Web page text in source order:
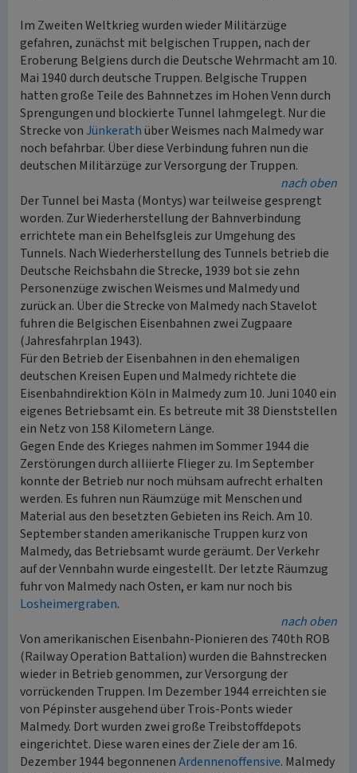
Im Zweiten Weltkrieg wurden wieder Militärzüge
gefahren, zunächst mit belgischen Truppen, nach der
Eroberung Belgiens durch die Deutsche Wehrmacht am 10.
Mai 1940 durch deutsche Truppen. Belgische Truppen
hatten große Teile des Bahnnetzes im Hohen Venn durch
Sprengungen und blockierte Tunnel lahmgelegt. Nur die
Strecke vonJünkerathüber Weismes nach Malmedy war
noch befahrbar. Über diese Verbindung fuhren nun die
deutschen Militärzüge zur Versorgung der Truppen.
nach oben
Der Tunnel bei Masta (Montys) war teilweise gesprengt
worden. Zur Wiederherstellung der Bahnverbindung
errichtete man ein Behelfsgleis zur Umgehung des
Tunnels. Nach Wiederherstellung des Tunnels betrieb die
Deutsche Reichsbahn die Strecke, 1939 bot sie zehn
Personenzüge zwischen Weismes und Malmedy und
zurück an. Über die Strecke von Malmedy nach Stavelot
fuhren die Belgischen Eisenbahnen zwei Zugpaare
(Jahresfahrplan 1943).
Für den Betrieb der Eisenbahnen in den ehemaligen
deutschen Kreisen Eupen und Malmedy richtete die
Eisenbahndirektion Köln in Malmedy zum 10. Juni 1040 ein
eigenes Betriebsamt ein. Es betreute mit 38 Dienststellen
ein Netz von 158 Kilometern Länge.
Gegen Ende des Krieges nahmen im Sommer 1944 die
Zerstörungen durch alliierte Flieger zu. Im September
konnte der Betrieb nur noch mühsam aufrecht erhalten
werden. Es fuhren nun Räumzüge mit Menschen und
Material aus den besetzten Gebieten ins Reich. Am 10.
September standen amerikanische Truppen kurz von
Malmedy, das Betriebsamt wurde geräumt. Der Verkehr
auf der Vennbahn wurde eingestellt. Der letzte Räumzug
fuhr von Malmedy nach Osten, er kam nur noch bis
Losheimergraben.
nach oben
Von amerikanischen Eisenbahn-Pionieren des 740th ROB
(Railway Operation Battalion) wurden die Bahnstrecken
wieder in Betrieb genommen, zur Versorgung der
vorrückenden Truppen. Im Dezember 1944 erreichten sie
von Pépinster ausgehend über Trois-Ponts wieder
Malmedy. Dort wurden zwei große Treibstoffdepots
eingerichtet. Diese waren eines der Ziele der am 16.
Dezember 1944 begonnenenArdennenoffensive. Malmedy